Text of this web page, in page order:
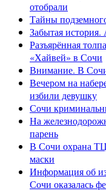
отобрали
Тайны
Забытая
Разъярённая
«Хайвей» в Сочи
Внимание. В
Вечером на
избили девушку
Сочи
На
парень
В Сочи охрана
маски
Информация об
Сочи оказалась